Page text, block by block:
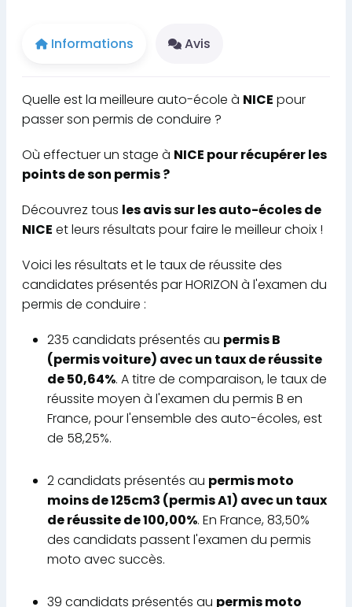
Informations Avis
Quelle est la meilleure auto-école à NICE pour
passer son permis de conduire ?
Où effectuer un stage à NICE pour récupérer les
points de son permis ?
Découvrez tous les avis sur les auto-écoles de
NICE et leurs résultats pour faire le meilleur choix !
Voici les résultats et le taux de réussite des
candidates présentés par HORIZON à l'examen du
permis de conduire :
235 candidats présentés au permis B
(permis voiture) avec un taux de réussite
de 50,64%. A titre de comparaison, le taux de
réussite moyen à l'examen du permis B en
France, pour l'ensemble des auto-écoles, est
de 58,25%.
2 candidats présentés au permis moto
moins de 125cm3 (permis A1) avec un taux
de réussite de 100,00%. En France, 83,50%
des candidats passent l'examen du permis
moto avec succès.
39 candidats présentés au permis moto